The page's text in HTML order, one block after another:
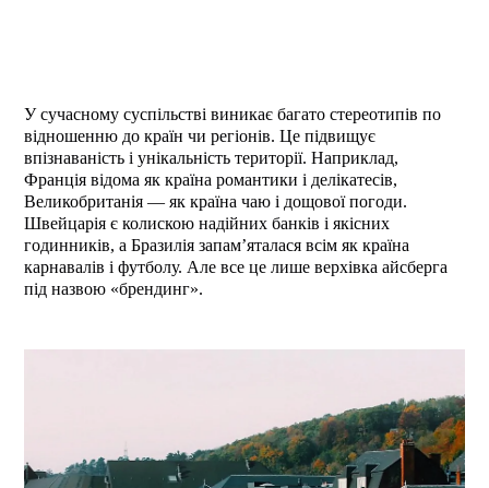
У сучасному суспільстві виникає багато стереотипів по
відношенню до країн чи регіонів. Це підвищує
впізнаваність і унікальність території. Наприклад,
Франція відома як країна романтики і делікатесів,
Великобританія ― як країна чаю і дощової погоди.
Швейцарія є колискою надійних банків і якісних
годинників, а Бразилія запам’яталася всім як країна
карнавалів і футболу. Але все це лише верхівка айсберга
під назвою «брендинг».